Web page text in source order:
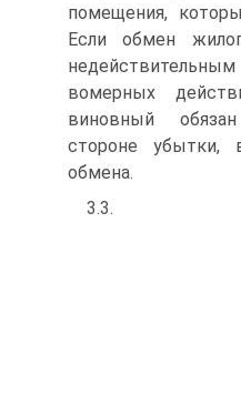
помещения,
Если обмен
вомерных
виновный
стороне убытки,
обмена.
3.3.